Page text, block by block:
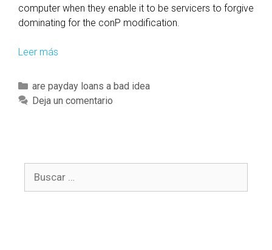
computer when they enable it to be servicers to forgive
dominating for the conP modification.
Leer más
f
u
p
C
a
r
í
are payday loans a bad idea
Deja un comentario